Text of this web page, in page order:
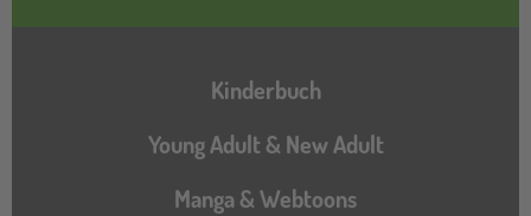
Hauptnavigation
Kinderbuch
Young Adult & New Adult
Manga & Webtoons